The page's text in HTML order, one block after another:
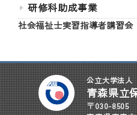
研修科助成事業
社会福祉士実習指導者講習会
公立大学法人
青森県立
〒030-8505